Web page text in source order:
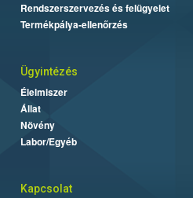
Rendszerszervezés és felügyelet
Termékpálya-ellenőrzés
Ügyintézés
Élelmiszer
Állat
Növény
Labor/Egyéb
Kapcsolat